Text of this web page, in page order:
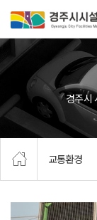
경주시
교통환경